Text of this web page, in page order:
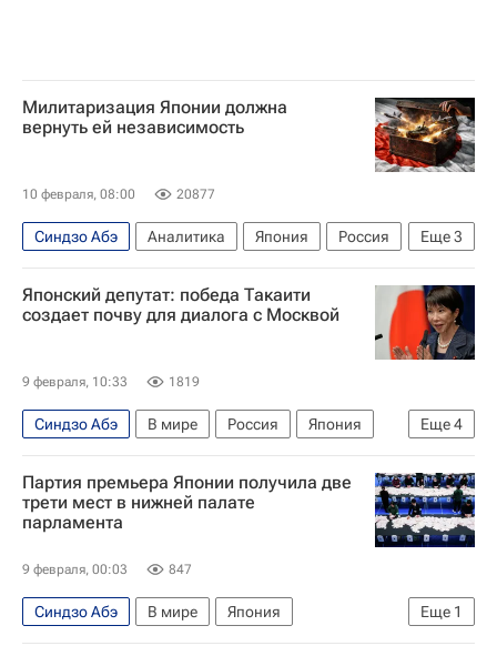
Милитаризация Японии должна
вернуть ей независимость
10 февраля, 08:00 20877
Еще3
Синдзо Абэ Аналитика Япония
Россия
США
Санаэ Такаити Дональд Трамп
Японский депутат: победа Такаити
создает почву для диалога с Москвой
9 февраля, 10:33 1819
Еще4
Синдзо Абэ В мире Россия
Япония
Москва
Мунэо Судзуки
Константин Косачев
Совет Федерации РФ
Партия премьера Японии получила две
трети мест в нижней палате
парламента
9 февраля, 00:03 847
Еще 1
Синдзо Абэ В мире
Япония
Санаэ Такаити